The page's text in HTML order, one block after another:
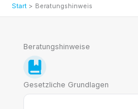
Start Beratungshinweis
Beratungshinweise
Gesetzliche Grundlagen